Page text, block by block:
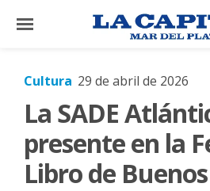
×
El
El
Mundo
Cultura 29 de abril de 2026
La SADE
presente en la
Libro de